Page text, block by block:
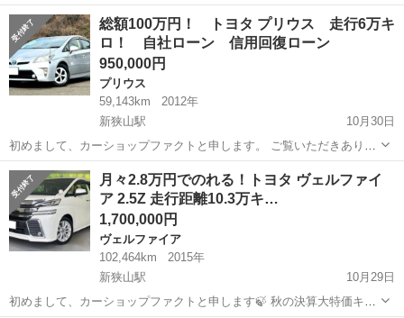
とうございます！ こちらのマークＸは、特に大きな不具合等はないお
車です🚙 大人気130マークＸをご紹介致します！ こちらは2014年式で
走行距離9.2万...
埼玉 狭山市 新狭山駅 マークX
総額100万円！ トヨタ プリウス 走行6万キ
ロ！ 自社ローン 信用回復ローン
950,000円
プリウス
59,143km
2012年
新狭山駅
10月30日
初めまして、カーショップファクトと申します。 ご覧いただきありが
とうございます！ こちらのプリウスは、特に大きな不具合等はないお
車です🚙 この車は走行距離が6万キロと比較的少ないお車となりま
す。 自社ローン（...
埼玉 狭山市 新狭山駅 プリウス ローン
月々2.8万円でのれる！トヨタ ヴェルファイ
ア 2.5Z 走行距離10.3万キ…
1,700,000円
ヴェルファイア
102,464km
2015年
新狭山駅
10月29日
初めまして、カーショップファクトと申します🍃 秋の決算大特価キャ